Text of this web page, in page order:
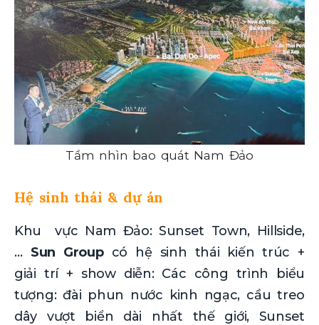
Tầm nhìn bao quát Nam Đảo
Hệ sinh thái & dự án
Khu vực Nam Đảo: Sunset Town, Hillside,
… Sun Groupcó hệ sinh thái kiến trúc +
giải trí + show diễn: Các công trình biểu
tượng: đài phun nước kinh ngạc, cầu treo
dây vượt biển dài nhất thế giới, Sunset